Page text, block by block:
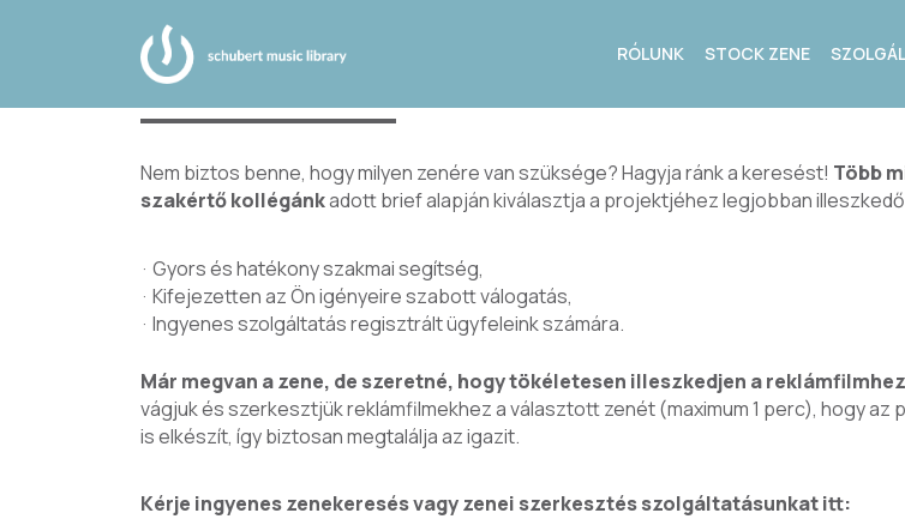
RÓLUNK STOCK ZENE
ZENEKERESÉS
Nem biztos benne, hogy milyen zenére van szüksége? Hagyja ránk a keresést! Több
szakértő kollégánkadott brief alapján kiválasztja a projektjéhez legjobban
Gyors és hatékony szakmai segítség,
Kifejezetten az Ön igényeire szabott válogatás,
Ingyenes szolgáltatás regisztrált ügyfeleink számára.
Már megvan a zene, de szeretné, hogy tökéletesen illeszkedjen a
vágjuk és szerkesztjük reklámfilmekhez a választott zenét (maximum 1 perc), hogy
is elkészít, így biztosan megtalálja az igazit.
Kérje ingyenes zenekeresés vagy zenei szerkesztés szolgáltatásunkat itt: